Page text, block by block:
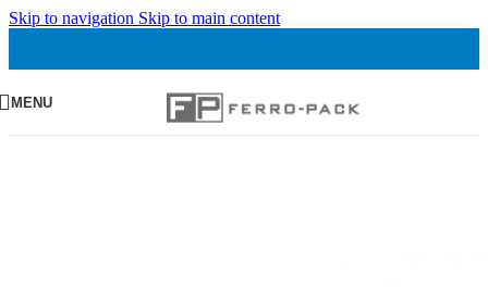
Skip to navigation Skip to main content
MENU